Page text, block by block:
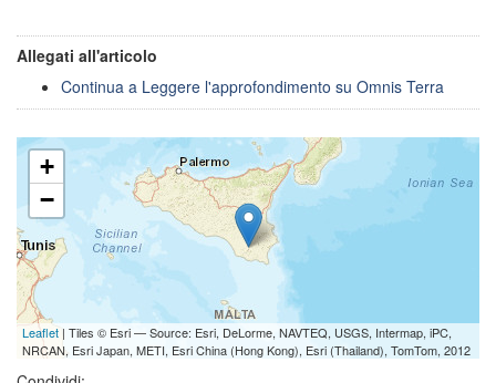
Allegati all'articolo
Continua a Leggere l'approfondimento su Omnis Terra
+
−
Leaflet | Tiles © Esri — Source: Esri, DeLorme, NAVTEQ, USGS, Intermap, iPC,
NRCAN, Esri Japan, METI, Esri China (Hong Kong), Esri (Thailand), TomTom, 2012